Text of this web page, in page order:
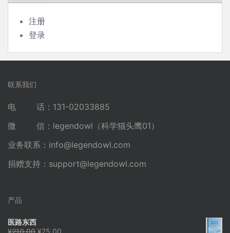
注册
登录
联系我们
电 话：131-02033885
微 信：legendowl（科学猫头鹰01）
业务联系： info@legendowl.com
捐赠支持： support@legendowl.com
产品
医路东西
¥210.00 原
¥75.00